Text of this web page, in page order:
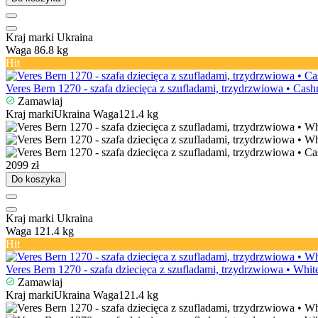
Kraj marki Ukraina
Waga 86.8 kg
Hit
Veres Bern 1270 - szafa dziecięca z szufladami, trzydrzwiowa •
Zamawiaj
Kraj markiUkraina Waga121.4 kg
2099 zł
Do koszyka
Kraj marki Ukraina
Waga 121.4 kg
Hit
Veres Bern 1270 - szafa dziecięca z szufladami, trzydrzwiowa •
Zamawiaj
Kraj markiUkraina Waga121.4 kg